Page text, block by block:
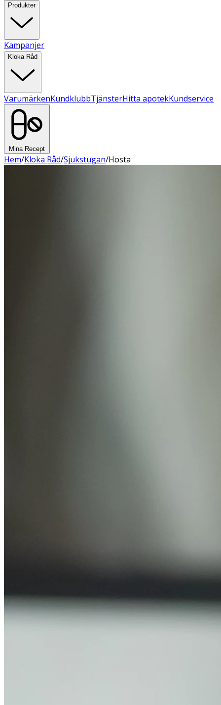
Produkter
Kampanjer
Kloka Råd
VarumärkenKundklubbTjänsterHitta apotekKundservice
Mina Recept
Hem/Kloka Råd/Sjukstugan/Hosta